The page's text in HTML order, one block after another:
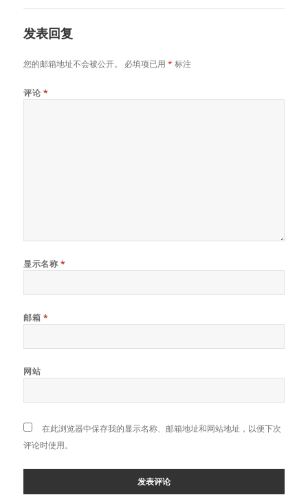
发表回复
您的邮箱地址不会被公开。 必填项已用* 标注
评论 *
显示名称 *
邮箱 *
网站
在此浏览器中保存我的显示名称、邮箱地址和网站地址，以便下次
评论时使用。